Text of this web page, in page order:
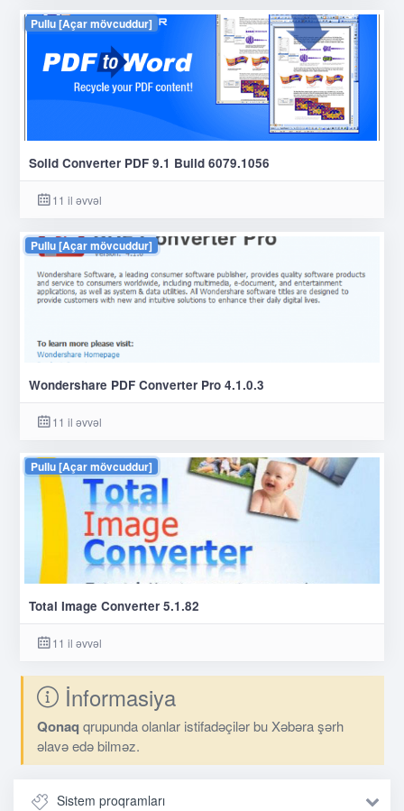
Pullu [Açar mövcuddur]
Solid Converter PDF 9.1 Build 6079.1056
11 il əvvəl
Pullu [Açar mövcuddur]
Wondershare PDF Converter Pro 4.1.0.3
11 il əvvəl
Pullu [Açar mövcuddur]
Total Image Converter 5.1.82
11 il əvvəl
İnformasiya
Qonaq qrupunda olanlar istifadəçilər bu Xəbəra şərh
əlavə edə bilməz.
Sistem proqramları